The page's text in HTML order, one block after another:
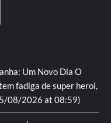
Um Novo Dia O
fadiga de super heroi,
08/2026 at 08:59)